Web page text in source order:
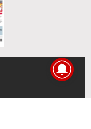
directamente en